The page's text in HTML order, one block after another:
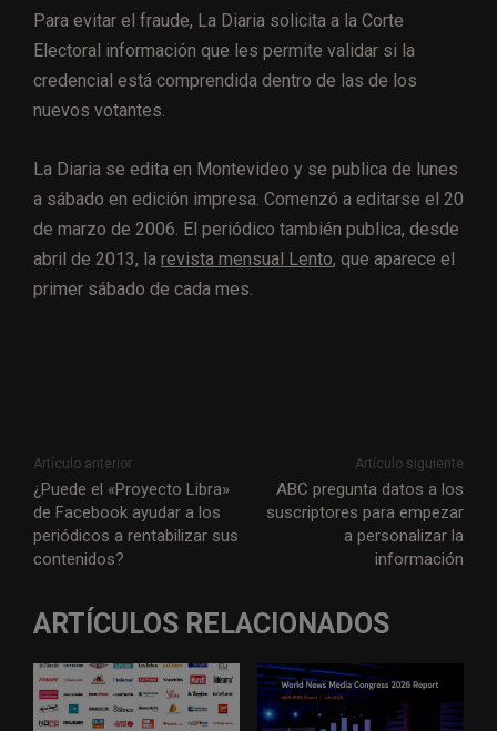
Para evitar el fraude, La Diaria solicita a la Corte
Electoral información que les permite validar si la
credencial está comprendida dentro de las de los
nuevos votantes.
La Diaria se edita en Montevideo y se publica de lunes
a sábado en edición impresa. Comenzó a editarse el 20
de marzo de 2006. El periódico también publica, desde
abril de 2013, la revista mensual Lento, que aparece el
primer sábado de cada mes.
Artículo anterior
¿Puede el «Proyecto Libra»
de Facebook ayudar a los
periódicos a rentabilizar sus
contenidos?
Artículo siguiente
ABC pregunta datos a los
suscriptores para empezar
a personalizar la
información
ARTÍCULOS RELACIONADOS